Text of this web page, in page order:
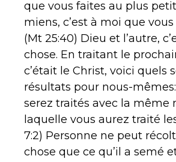
que vous faites au plus
miens, c’est à moi que vous
(Mt 25:40) Dieu et l’autre,
chose. En traitant le
c’était le Christ, voici quels
résultats pour nous-mêmes:
serez traités avec la même
laquelle vous aurez traité
7:2) Personne ne peut
chose que ce qu’il a semé